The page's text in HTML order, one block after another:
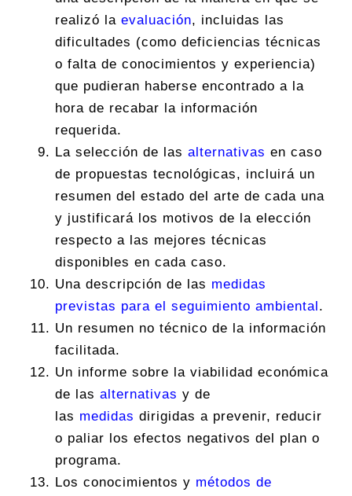
realizó la evaluación, incluidas las
dificultades (como deficiencias técnicas
o falta de conocimientos y experiencia)
que pudieran haberse encontrado a la
hora de recabar la información
requerida.
La selección de las alternativas en caso
de propuestas tecnológicas, incluirá un
resumen del estado del arte de cada una
y justificará los motivos de la elección
respecto a las mejores técnicas
disponibles en cada caso.
Una descripción de las medidas
previstas para el seguimiento ambiental .
Un resumen no técnico de la información
facilitada.
Un informe sobre la viabilidad económica
de las alternativas y de
las medidas dirigidas a prevenir, reducir
o paliar los efectos negativos del plan o
programa.
Los conocimientos y métodos de